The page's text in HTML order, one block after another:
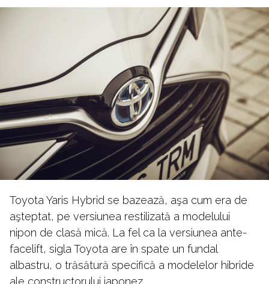
Toyota Yaris Hybrid se bazează, aşa cum era de
aşteptat, pe versiunea restilizată a modelului
nipon de clasă mică. La fel ca la versiunea ante-
facelift, sigla Toyota are în spate un fundal
albastru, o trăsătură specifică a modelelor hibride
ale constructorului japonez.